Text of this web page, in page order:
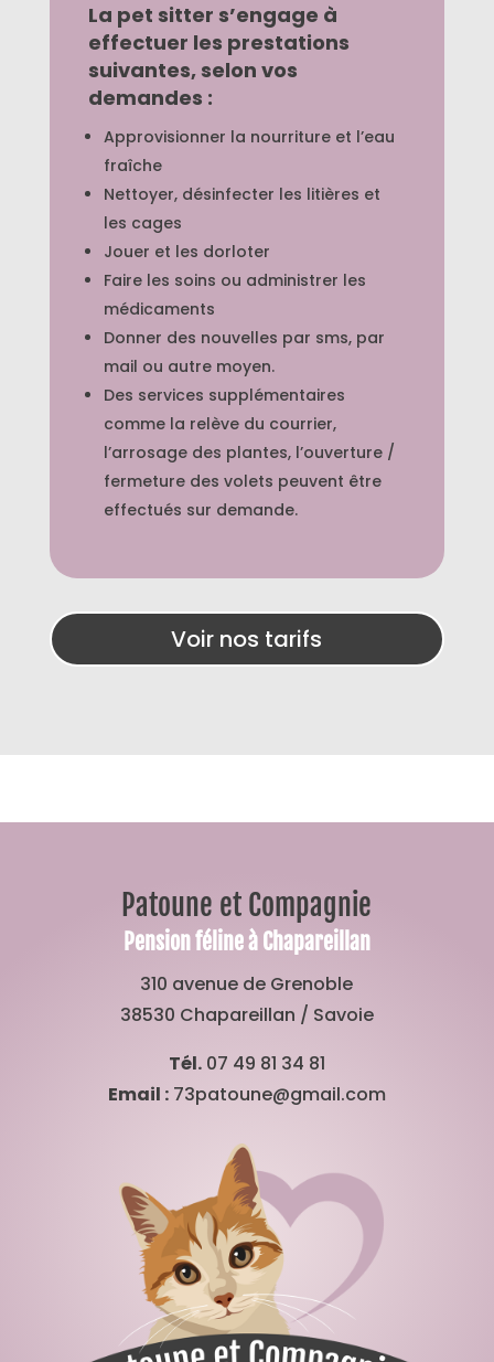
La pet sitter s’engage à
effectuer les prestations
suivantes, selon vos
demandes :
Approvisionner la nourriture et l’eau
fraîche
Nettoyer, désinfecter les litières et
les cages
Jouer et les dorloter
Faire les soins ou administrer les
médicaments
Donner des nouvelles par sms, par
mail ou autre moyen.
Des services supplémentaires
comme la relève du courrier,
l’arrosage des plantes, l’ouverture /
fermeture des volets peuvent être
effectués sur demande.
Voir nos tarifs
Patoune et Compagnie
Pension féline à Chapareillan
310 avenue de Grenoble
38530 Chapareillan / Savoie
Tél.07 49 81 34 81
Email :73patoune@gmail.com